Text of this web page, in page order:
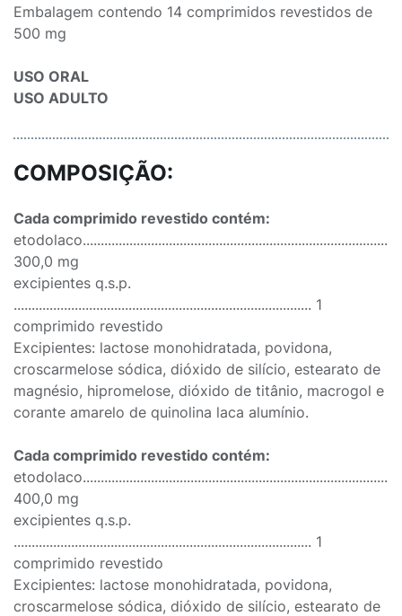
Embalagem contendo 14 comprimidos revestidos de
500 mg
USO ORAL
USO ADULTO
COMPOSIÇÃO:
Cada comprimido revestido contém:
300,0 mg
excipientes q.s.p.
................................................................................... 1
comprimido revestido
Excipientes: lactose monohidratada, povidona,
croscarmelose sódica, dióxido de silício, estearato de
magnésio, hipromelose, dióxido de titânio, macrogol e
corante amarelo de quinolina laca alumínio.
Cada comprimido revestido contém:
400,0 mg
excipientes q.s.p.
................................................................................... 1
comprimido revestido
Excipientes: lactose monohidratada, povidona,
croscarmelose sódica, dióxido de silício, estearato de